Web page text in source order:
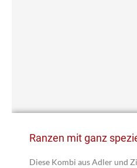
Ranzen mit ganz
Diese Kombi aus Adler und